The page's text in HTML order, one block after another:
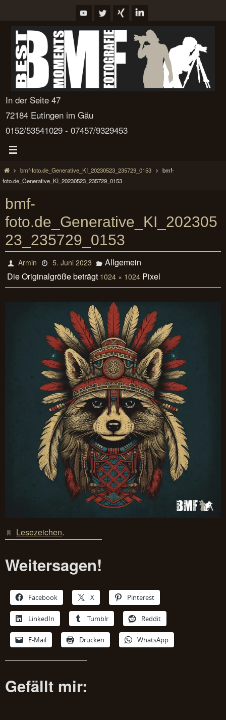
springen
In der Seite 47
72184 Eutingen im Gäu
0152/53541029 - 07457/9329453
Startbmf-foto.de_Generative_KI_20230523_235729_0153
bmf-
foto.de_Generative_KI_20230523_235729_0153
bmf-
foto.de_Generative_KI_202305
23_235729_0153
Armin 5. Juni 2023
Allgemein
Die Originalgröße beträgt 1024 × 1024 Pixel
Lesezeichen.
Weitersagen!
Facebook X Pinterest
LinkedIn Tumblr Reddit
E-Mail Drucken WhatsApp
Gefällt mir: